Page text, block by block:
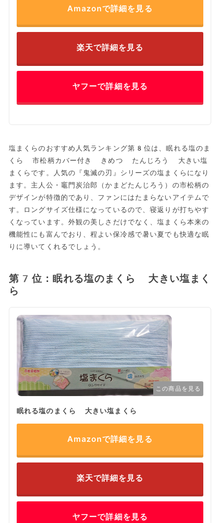
Amazonで詳細を見る
楽天で詳細を見る
ヤフーで詳細を見る
塩まくらのおすすめ人気ランキング第8位は、眠れる塩のま
くら 市松柄カバー付き きめつ たんじろう 大きい塩
まくらです。人気の『鬼滅の刃』シリーズの塩まくらになり
ます。主人公・竈門炭治郎（かまどたんじろう）の市松柄の
デザインが特徴的であり、ファンにはたまらないアイテムで
す。ロングサイズ仕様になっているので、寝返りが打ちやす
くなっています。外観の美しさだけでなく、塩まくら本来の
機能性にも富んでおり、程よい保冷感で暑い夏でも快適な眠
りに導いてくれるでしょう。
第7位：眠れる塩のまくら 大きい塩まく
ら
この商品を見る
眠れる塩のまくら 大きい塩まくら
Amazonで詳細を見る
楽天で詳細を見る
ヤフーで詳細を見る